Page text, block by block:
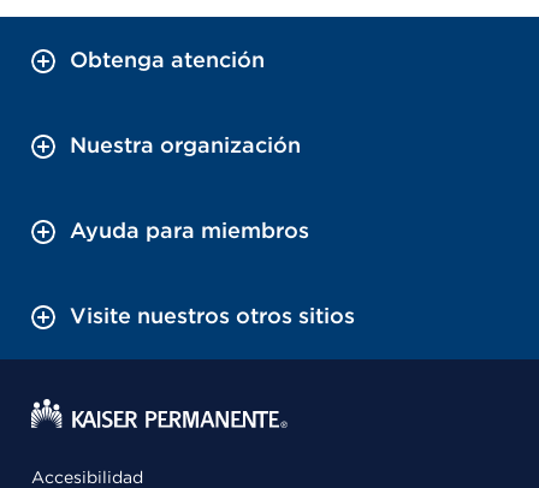
Obtenga atención
Nuestra organización
Ayuda para miembros
Visite nuestros otros sitios
Accesibilidad